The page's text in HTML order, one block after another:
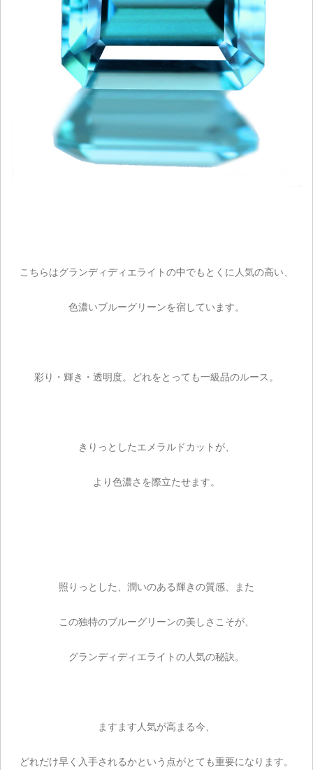
こちらはグランディディエライトの中でもとくに人気の高い、
色濃いブルーグリーンを宿しています。
彩り・輝き・透明度。どれをとっても一級品のルース。
きりっとしたエメラルドカットが、
より色濃さを際立たせます。
照りっとした、潤いのある輝きの質感、また
この独特のブルーグリーンの美しさこそが、
グランディディエライトの人気の秘訣。
ますます人気が高まる今、
どれだけ早く入手されるかという点がとても重要になります。
ご注文手続き